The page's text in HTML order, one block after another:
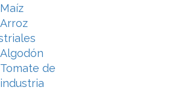
Maíz
Arroz
Algodón
Tomate de
industria